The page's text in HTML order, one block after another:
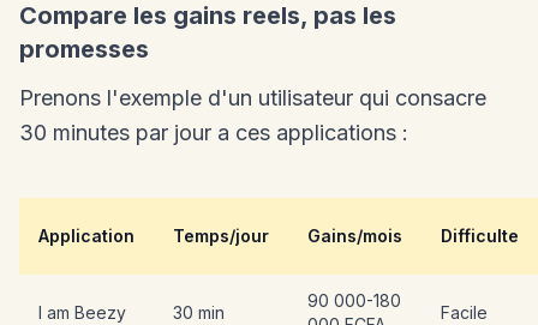
Compare les gains reels, pas les
promesses
Prenons l'exemple d'un utilisateur qui consacre
30 minutes par jour a ces applications :
Application Temps/jour Gains/mois Difficulte
I am Beezy 30 min
90 000-180
Facile